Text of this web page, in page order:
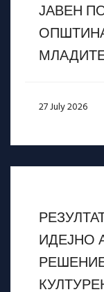
ЈАВЕН
27 July 2026
ИДЕЈНО